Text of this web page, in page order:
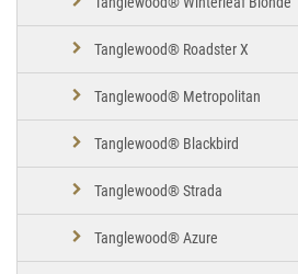
Tanglewood® Roadster X
Tanglewood® Metropolitan
Tanglewood® Blackbird
Tanglewood® Strada
Tanglewood® Azure